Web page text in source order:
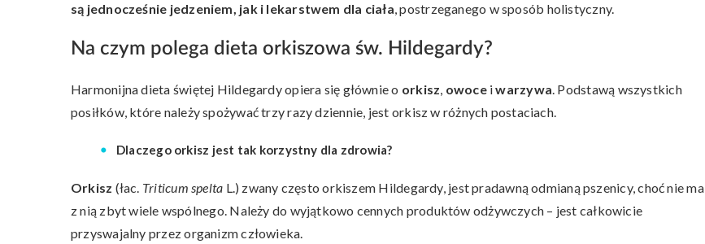
są jednocześnie jedzeniem, jak i lekarstwem dla ciała, postrzeganego w sposób holistyczny.
Na czym polega dieta orkiszowa św. Hildegardy?
Harmonijna dieta świętej Hildegardy opiera się głównie o orkisz, owoce iwarzywa. Podstawą wszystkich
posiłków, które należy spożywać trzy razy dziennie, jest orkisz w różnych postaciach.
Dlaczego orkisz jest tak korzystny dla zdrowia?
Orkisz (łac. Triticum spelta L.) zwany często orkiszem Hildegardy, jest pradawną odmianą pszenicy, choć nie ma
z nią zbyt wiele wspólnego. Należy do wyjątkowo cennych produktów odżywczych – jest całkowicie
przyswajalny przez organizm człowieka.